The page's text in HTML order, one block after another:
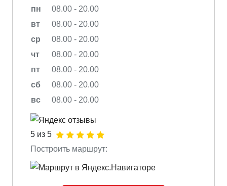
пн
08.00 - 20.00
вт
08.00 - 20.00
ср
08.00 - 20.00
чт
08.00 - 20.00
пт
08.00 - 20.00
сб
08.00 - 20.00
вс
08.00 - 20.00
5 из 5
Построить маршрут: